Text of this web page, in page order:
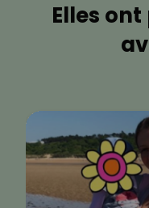
Elles